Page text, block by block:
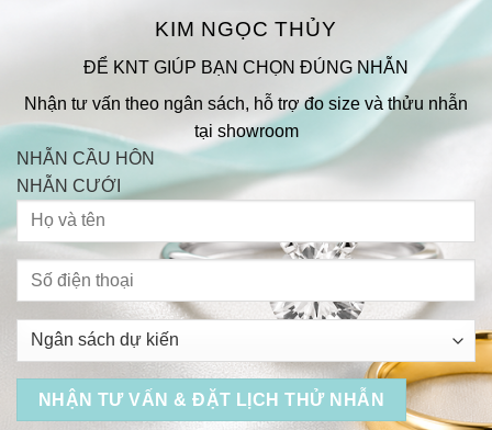
KIM NGỌC THỦY
ĐỂ KNT GIÚP BẠN CHỌN ĐÚNG NHẪN
Nhận tư vấn theo ngân sách, hỗ trợ đo size và thửu nhẫn
tại showroom
NHẪN CẦU HÔN
NHẪN CƯỚI